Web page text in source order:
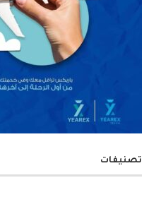
تصنيفات